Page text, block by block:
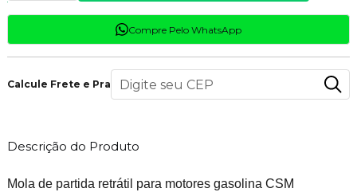
Compre Pelo WhatsApp
Calcule Frete e Prazo
Descrição do Produto
Mola de partida retrátil para motores gasolina CSM